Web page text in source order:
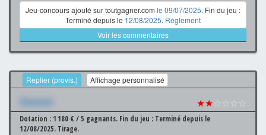
Jeu-concours ajouté sur toutgagner.com le 09/07/2025. Fin du jeu :
Terminé depuis le 12/08/2025. Règlement
Voir les commentaires
Replier (provis.) Affichage personnalisé
Xxxxxxx ★★☆☆☆☆
Dotation : 1 180 € / 5 gagnants. Fin du jeu : Terminé depuis le
12/08/2025. Tirage.